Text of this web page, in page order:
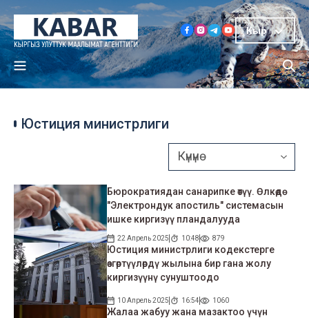
Кыр
Юстиция министрлиги
Бюрократиядан санарипке өтүү. Өлкөдө
"Электрондук апостиль" системасын
ишке киргизүү пландалууда
22 Апрель 2025 10:48 879
Юстиция министрлиги кодекстерге
өзгөртүүлөрдү жылына бир гана жолу
киргизүүнү сунуштоодо
10 Апрель 2025 16:54 1060
Жалаа жабуу жана мазактоо үчүн